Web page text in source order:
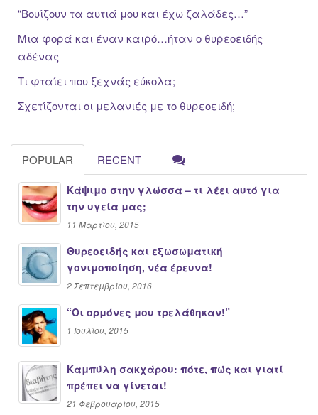
“Βουίζουν τα αυτιά μου και έχω ζαλάδες…”
Μια φορά και έναν καιρό…ήταν ο θυρεοειδής
αδένας
Τι φταίει που ξεχνάς εύκολα;
Σχετίζονται οι μελανιές με το θυρεοειδή;
POPULAR RECENT
Κάψιμο στην γλώσσα – τι λέει αυτό για
την υγεία μας;
11 Μαρτίου, 2015
Θυρεοειδής και εξωσωματική
γονιμοποίηση, νέα έρευνα!
2 Σεπτεμβρίου, 2016
“Oι ορμόνες μου τρελάθηκαν!”
1 Ιουλίου, 2015
Καμπύλη σακχάρου: πότε, πώς και γιατί
πρέπει να γίνεται!
21 Φεβρουαρίου, 2015